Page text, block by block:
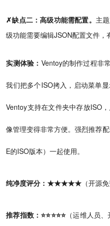
✗缺点二：高级功能需配置。 主
级功能需要编辑JSON配置文件，
实测体验： Ventoy的制作过程非
我们把多个ISO拷入，启动菜单
Ventoy支持在文件夹中存放ISO
像管理变得非常方便。强烈推荐
E的ISO版本）一起使用。
纯净度评分：★★★★★ （开源
推荐指数：⭐⭐⭐⭐⭐ （运维人员